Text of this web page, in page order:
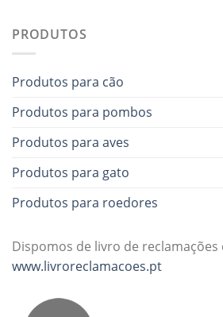
PRODUTOS
Produtos para cão
Produtos para pombos
Produtos para aves
Produtos para gato
Produtos para roedores
Dispomos de livro de
www.livroreclamacoes.pt